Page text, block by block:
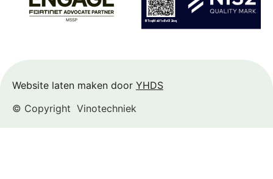
© Copyright Vinotechniek
Website laten maken door YHDS